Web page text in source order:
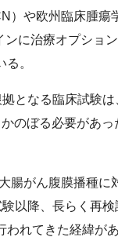
）や欧州臨床腫瘍
に治療オプショ
。
となる臨床試験は
のぼる必要があっ
がん腹膜播種に
以降、長らく再
れてきた経緯があ